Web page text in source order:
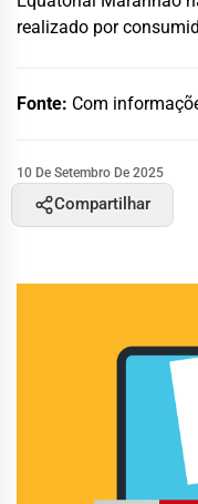
realizado por
Fonte: Com
10 De Setembro De 2025
Compartilhar